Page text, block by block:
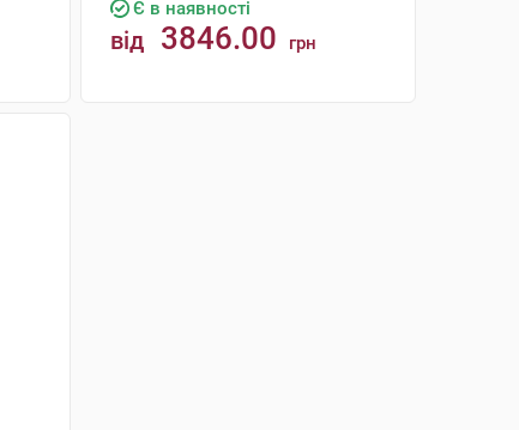
Є в наявності
від 3846.00 грн